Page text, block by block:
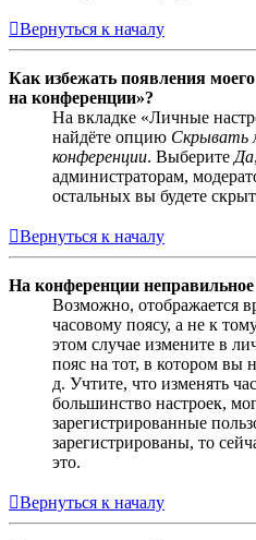
Вернуться к началу
Как избежать появления
на конференции»?
На вкладке «Личные
найдёте опцию Скрывать
конференции. Выберите Да
администраторам,
остальных вы будете
Вернуться к началу
На конференции
Возможно, отображается
часовому поясу, а не к
этом случае измените в
пояс на тот, в котором вы
д. Учтите, что изменять
большинство настроек,
зарегистрированные
зарегистрированы, то
это.
Вернуться к началу